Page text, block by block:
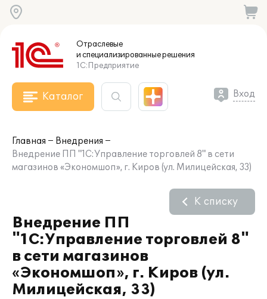
Отраслевые
и специализированныерешения
1С:Предприятие
Каталог Вход
Главная
Внедрения
Внедрение ПП "1С:Управление торговлей 8" в сети
магазинов «Экономшоп», г. Киров (ул. Милицейская, 33)
Внедрение ПП
"1С:Управление торговлей 8"
в сети магазинов
«Экономшоп», г. Киров (ул.
Милицейская, 33)
К списку